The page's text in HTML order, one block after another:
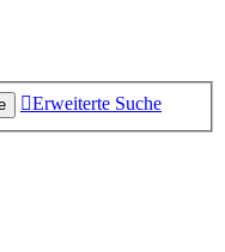
Erweiterte Suche